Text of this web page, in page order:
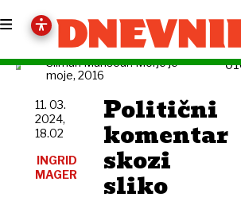
Sliman Mansour: Morje je
moje, 2016
Politični
komentar
skozi
sliko
11. 03.
2024,
18.02
INGRID
MAGER